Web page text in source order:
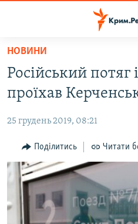
Перейти
основного
матеріалу
Перейти
до
навігації
Перейти
до
пошуку
ВІДЕО ТА ФОТО
ПОЛІТИКА
БЛОГИ
ПОГЛЯД
ІНТЕРВ'Ю
ВСЕ ЗА ДЕНЬ
НОВИНИ
Російський потяг
проїхав
25 грудень 2019, 08:21
Поділитись Читати